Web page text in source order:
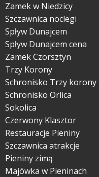
Zamek w Niedzicy
Szczawnica noclegi
Spływ Dunajcem
Spływ Dunajcem cena
Zamek Czorsztyn
Trzy Korony
Schronisko Trzy korony
Schronisko Orlica
Sokolica
Czerwony Klasztor
Restauracje Pieniny
Szczawnica atrakcje
Pieniny zimą
Majówka w Pieninach